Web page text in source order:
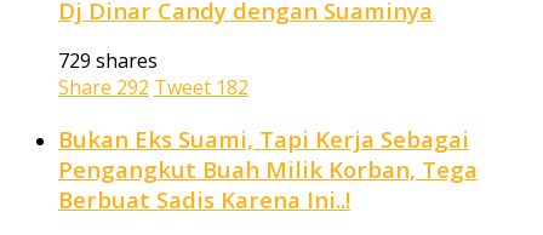
Dj Dinar Candy dengan Suaminya
729 shares
Share 292 Tweet 182
Bukan Eks Suami, Tapi Kerja Sebagai
Pengangkut Buah Milik Korban, Tega
Berbuat Sadis Karena Ini..!